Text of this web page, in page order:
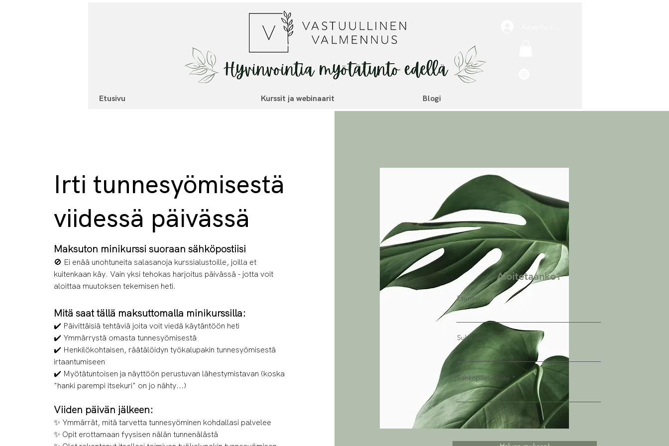
Etusivu Kurssit ja webinaarit Blogi
Irti tunnesyömisestä
viidessä päivässä
Maksuton minikurssi suoraan sähköpostiisi
🚫 Ei enää unohtuneita salasanoja kurssialustoille, joilla et
kuitenkaan käy. Vain yksi tehokas harjoitus päivässä - jotta voit
aloittaa muutoksen tekemisen heti.
Mitä saat tällä maksuttomalla minikurssilla:
✔️ Päivittäisiä tehtäviä joita voit viedä käytäntöön heti
✔️ Ymmärrystä omasta tunnesyömisestä
✔️ Henkilökohtaisen, räätälöidyn työkalupakin tunnesyömisestä
irtaantumiseen
✔️ Myötätuntoisen ja näyttöön perustuvan lähestymistavan (koska
"hanki parempi itsekuri" on jo nähty...)
Viiden päivän jälkeen:
✨ Ymmärrät, mitä tarvetta tunnesyöminen kohdallasi palvelee
✨ Opit erottamaan fyysisen nälän tunnenälästä
Aloitetaanko?
Etunimi
Sukunimi
Sähköpostiosoite